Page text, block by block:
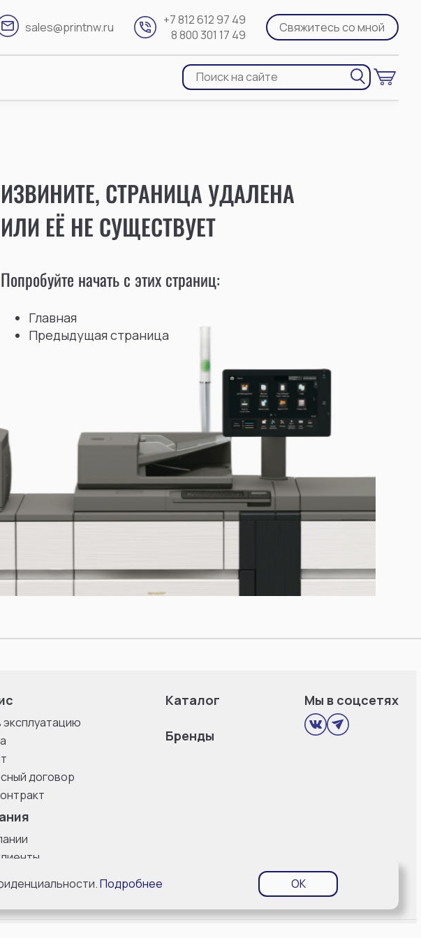
sales@printnw.ru
+7 812 612 97 49
8 800 301 17 49
Свяжитесь со мной
ИЗВИНИТЕ, СТРАНИЦА УДАЛЕНА
ИЛИ ЕЁ НЕ СУЩЕСТВУЕТ
Попробуйте начать с этих страниц:
Главная
Предыдущая страница
эксплуатацию
договор
Каталог
Бренды
Мы в соцсетях
Подробнее OK